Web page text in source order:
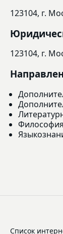
123104, г.
123104, г.
Список